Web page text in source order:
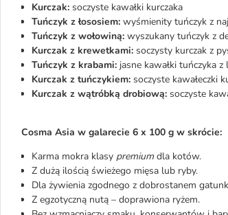
Kurczak: soczyste kawałki kurczaka
Tuńczyk z łososiem: wyśmienity tuńczyk z
Tuńczyk z wołowiną: wyszukany tuńczyk z
Kurczak z krewetkami: soczysty kurczak z
Tuńczyk z krabami: jasne kawałki tuńczyka
Kurczak z tuńczykiem: soczyste kawałeczki
Kurczak z wątróbką drobiową: soczyste
Cosma Asia w galarecie 6 x 100 g w skrócie:
Karma mokra klasy premiumdla kotów.
Z dużą ilością świeżego mięsa lub ryby.
Dla żywienia zgodnego z dobrostanem
Z egzotyczną nutą – doprawiona ryżem.